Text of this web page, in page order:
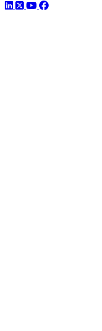
LinkedIn
ツイッター
YouTube
Facebook